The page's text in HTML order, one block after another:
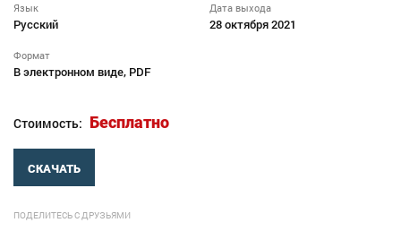
Язык
Русский
Дата выхода
28 октября 2021
Формат
В электронном виде, PDF
Стоимость: Бесплатно
СКАЧАТЬ
ПОДЕЛИТЕСЬ С ДРУЗЬЯМИ